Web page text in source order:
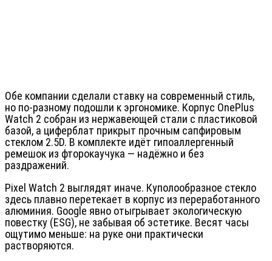
Обе компании сделали ставку на современный стиль,
но по-разному подошли к эргономике. Корпус OnePlus
Watch 2 собран из нержавеющей стали с пластиковой
базой, а циферблат прикрыт прочным сапфировым
стеклом 2.5D. В комплекте идёт гипоаллергенный
ремешок из фторокаучука — надёжно и без
раздражений.
Pixel Watch 2 выглядят иначе. Куполообразное стекло
здесь плавно перетекает в корпус из переработанного
алюминия. Google явно отыгрывает экологическую
повестку (ESG), не забывая об эстетике. Весят часы
ощутимо меньше: на руке они практически
растворяются.